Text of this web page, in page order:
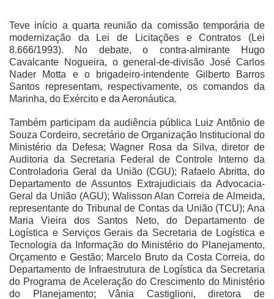
Teve início a quarta reunião da comissão temporária de
modernização da Lei de Licitações e Contratos (Lei
8.666/1993). No debate, o contra-almirante Hugo
Cavalcante Nogueira, o general-de-divisão José Carlos
Nader Motta e o brigadeiro-intendente Gilberto Barros
Santos representam, respectivamente, os comandos da
Marinha, do Exército e da Aeronáutica.
Também participam da audiência pública Luiz Antônio de
Souza Cordeiro, secretário de Organização Institucional do
Ministério da Defesa; Wagner Rosa da Silva, diretor de
Auditoria da Secretaria Federal de Controle Interno da
Controladoria Geral da União (CGU); Rafaelo Abritta, do
Departamento de Assuntos Extrajudiciais da Advocacia-
Geral da União (AGU); Walisson Alan Correia de Almeida,
representante do Tribunal de Contas da União (TCU); Ana
Maria Vieira dos Santos Neto, do Departamento de
Logística e Serviços Gerais da Secretaria de Logística e
Tecnologia da Informação do Ministério do Planejamento,
Orçamento e Gestão; Marcelo Bruto da Costa Correia, do
Departamento de Infraestrutura de Logística da Secretaria
do Programa de Aceleração do Crescimento do Ministério
do Planejamento; Vânia Castiglioni, diretora de